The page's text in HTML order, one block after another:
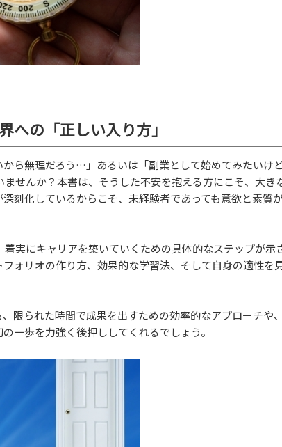
への「正しい入り方」
から無理だろう…」あるいは「副業として始めてみたいけ
せんか？本書は、そうした不安を抱える方にこそ、大き
刻化しているからこそ、未経験者であっても意欲と素質
実にキャリアを築いていくための具体的なステップが示
ォリオの作り方、効果的な学習法、そして自身の適性を
限られた時間で成果を出すための効率的なアプローチや
一歩を力強く後押ししてくれるでしょう。